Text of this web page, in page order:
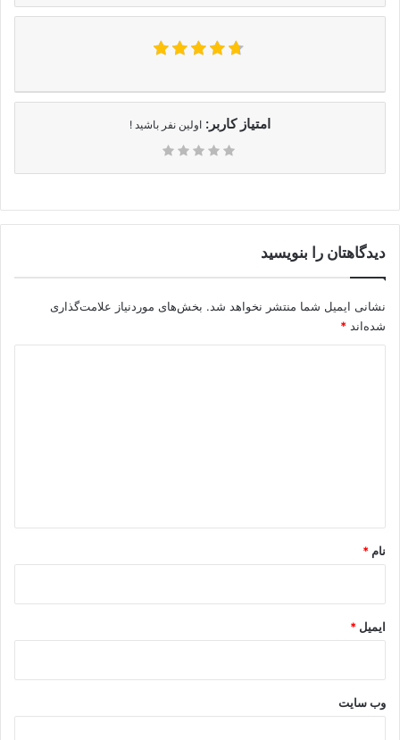
امتیاز کاربر: اولین نفر باشید !
دیدگاهتان را بنویسید
نشانی ایمیل شما منتشر نخواهد شد. بخش‌های موردنیاز علامت‌گذاری
شده‌اند *
نام *
ایمیل *
وب‌ سایت